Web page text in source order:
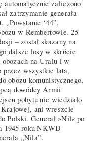
automatycznie zaliczono
zatrzymanie generała
‘44”.
w Rembertowie. 25
– został skazany na
dalsze losy w skrócie
na Uralu i w
przez wszystkie lata,
obozu komunistycznego,
dowódcy Armii
pobytu nie wiedziało
ani wreszcie
Polski. Generał »Nil« po
1945 roku NKWD
„Nila”.